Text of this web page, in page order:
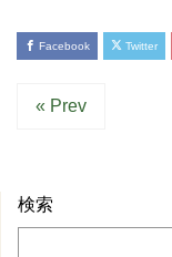
Facebook Twitter
« Prev
検索